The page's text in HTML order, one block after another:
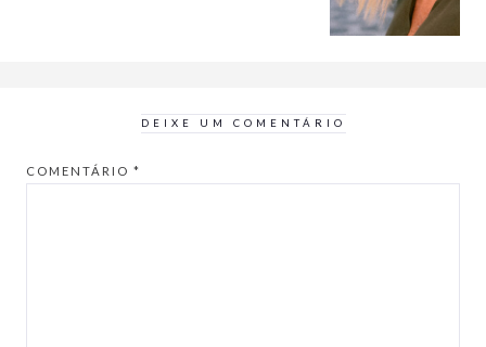
DEIXE UM COMENTÁRIO
COMENTÁRIO *